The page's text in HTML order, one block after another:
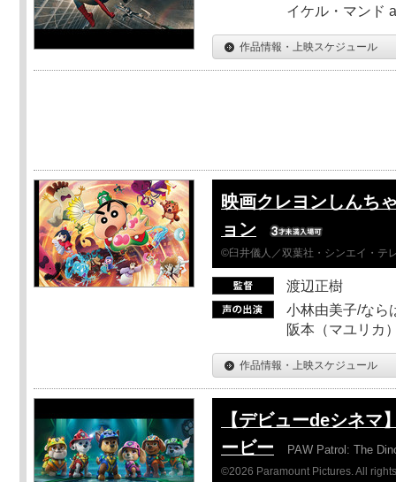
イケル・マンド
作品情報・上映スケジュール
映画クレヨンしんち
ョン
©臼井儀人／双葉社・シンエイ・テ
渡辺正樹
小林由美子/なら
阪本（マユリカ
作品情報・上映スケジュール
【デビューdeシネマ
ービー
PAW Patrol: The
©2026 Paramount Pictures. All